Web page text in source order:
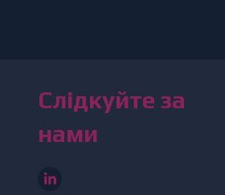
Слідкуйте за
нами